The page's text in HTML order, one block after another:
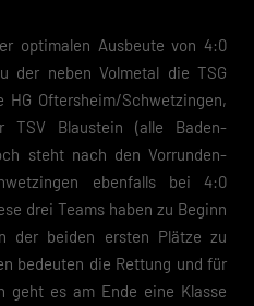
optimalen Ausbeute von 4:0
der neben Volmetal die TSG
HG Oftersheim/Schwetzingen,
Blaustein (alle Baden-
steht nach den Vorrunden-
ebenfalls bei 4:0
drei Teams haben zu Beginn
der beiden ersten Plätze zu
bedeuten die Rettung und für
geht es am Ende eine Klasse
alle verwendeten Cookies. Sie
so nur bestimmte Cookies
Speichern
Zurück
Funktionen und sind für die
anzeigen